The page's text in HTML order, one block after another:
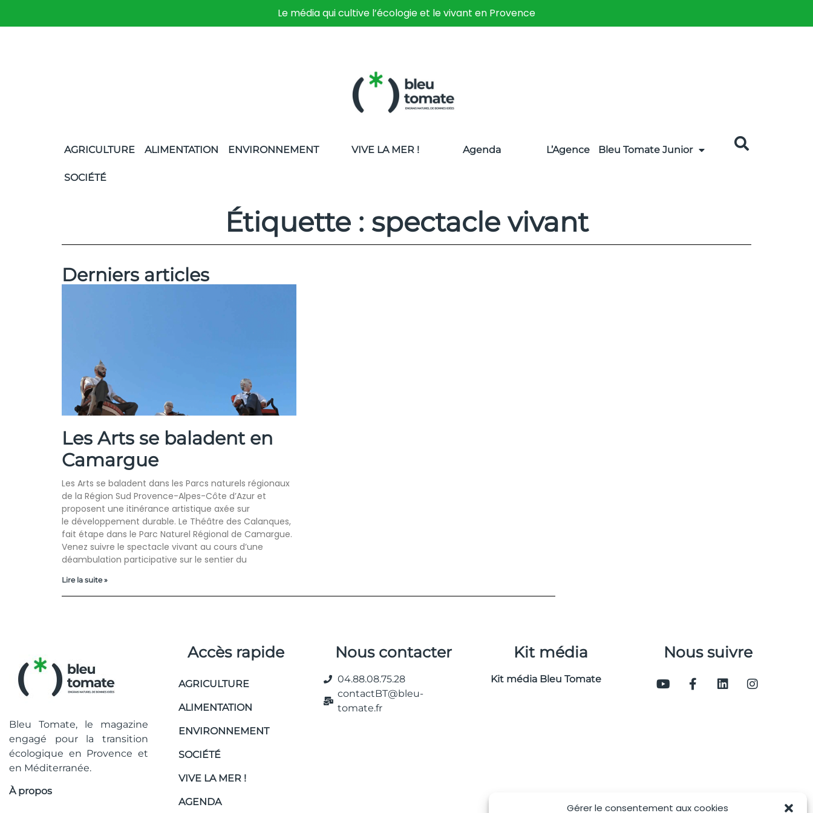
Gérer le consentement aux cookies
Le média qui cultive l’écologie et le vivant en Provence
AGRICULTURE ALIMENTATION ENVIRONNEMENT
SOCIÉTÉ
VIVE LA MER ! Agenda L’Agence Bleu Tomate Junior
Étiquette : spectacle vivant
Derniers articles
Les Arts se baladent en
Camargue
Les Arts se baladent dans les Parcs naturels régionaux
de la Région Sud Provence-Alpes-Côte d’Azur et
proposent une itinérance artistique axée sur
le développement durable. Le Théâtre des Calanques,
fait étape dans le Parc Naturel Régional de Camargue.
Venez suivre le spectacle vivant au cours d’une
déambulation participative sur le sentier du
Lire la suite »
Bleu Tomate, le magazine
engagé pour la transition
écologique en Provence et
en Méditerranée.
À propos
Accès rapide
AGRICULTURE
ALIMENTATION
ENVIRONNEMENT
SOCIÉTÉ
VIVE LA MER !
AGENDA
Nous contacter
04.88.08.75.28
contactBT@bleu-
tomate.fr
Kit média
Kit média Bleu Tomate
Nous suivre